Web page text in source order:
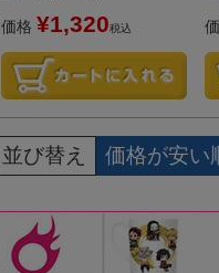
価格 ¥1,320税込
並び替え 価格が安い